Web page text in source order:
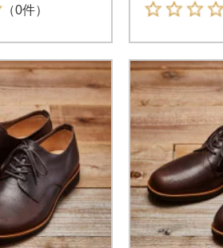
（0件）